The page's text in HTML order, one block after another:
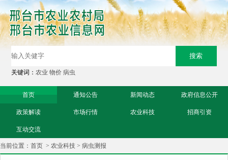
关键词：农业 物价 病虫
首页 通知公告 新闻动态 政府信息公开
政策解读 市场行情 农业科技 招商引资
互动交流
当前位置： 首页 > 农业科技 > 病虫测报